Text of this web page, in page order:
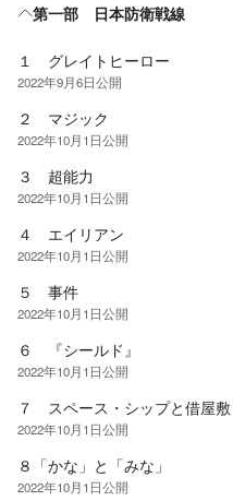
第一部 日本防衛戦線
１ グレイトヒーロー
2022年9月6日公開
２ マジック
2022年10月1日公開
３ 超能力
2022年10月1日公開
４ エイリアン
2022年10月1日公開
５ 事件
2022年10月1日公開
６ 『シールド』
2022年10月1日公開
７ スペース・シップと借屋敷
2022年10月1日公開
８「かな」と「みな」
2022年10月1日公開